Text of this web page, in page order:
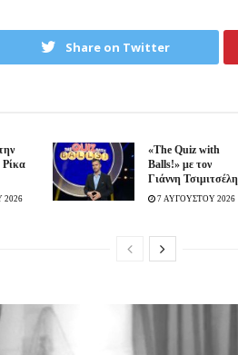
Share on Twitter
Ρίκα
2026
«The Quiz with
Balls!» με τον
Γιάννη Τσιμιτσέλη
7 ΑΥΓΟΥΣΤΟΥ 2026